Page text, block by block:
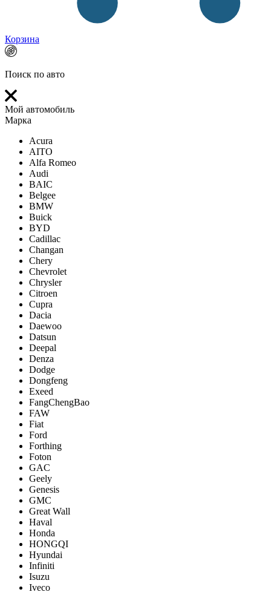
Корзина
Поиск по авто
Мой автомобиль
Марка
Acura
AITO
Alfa Romeo
Audi
BAIC
Belgee
BMW
Buick
BYD
Cadillac
Changan
Chery
Chevrolet
Chrysler
Citroen
Cupra
Dacia
Daewoo
Datsun
Deepal
Denza
Dodge
Dongfeng
Exeed
FangChengBao
FAW
Fiat
Ford
Forthing
Foton
GAC
Geely
Genesis
GMC
Great Wall
Haval
Honda
HONGQI
Hyundai
Infiniti
Isuzu
Iveco